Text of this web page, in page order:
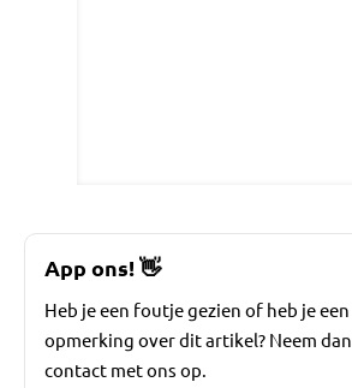
App ons!👋
Heb je een foutje gezien of heb je een
opmerking over dit artikel? Neem dan
contact met ons op.